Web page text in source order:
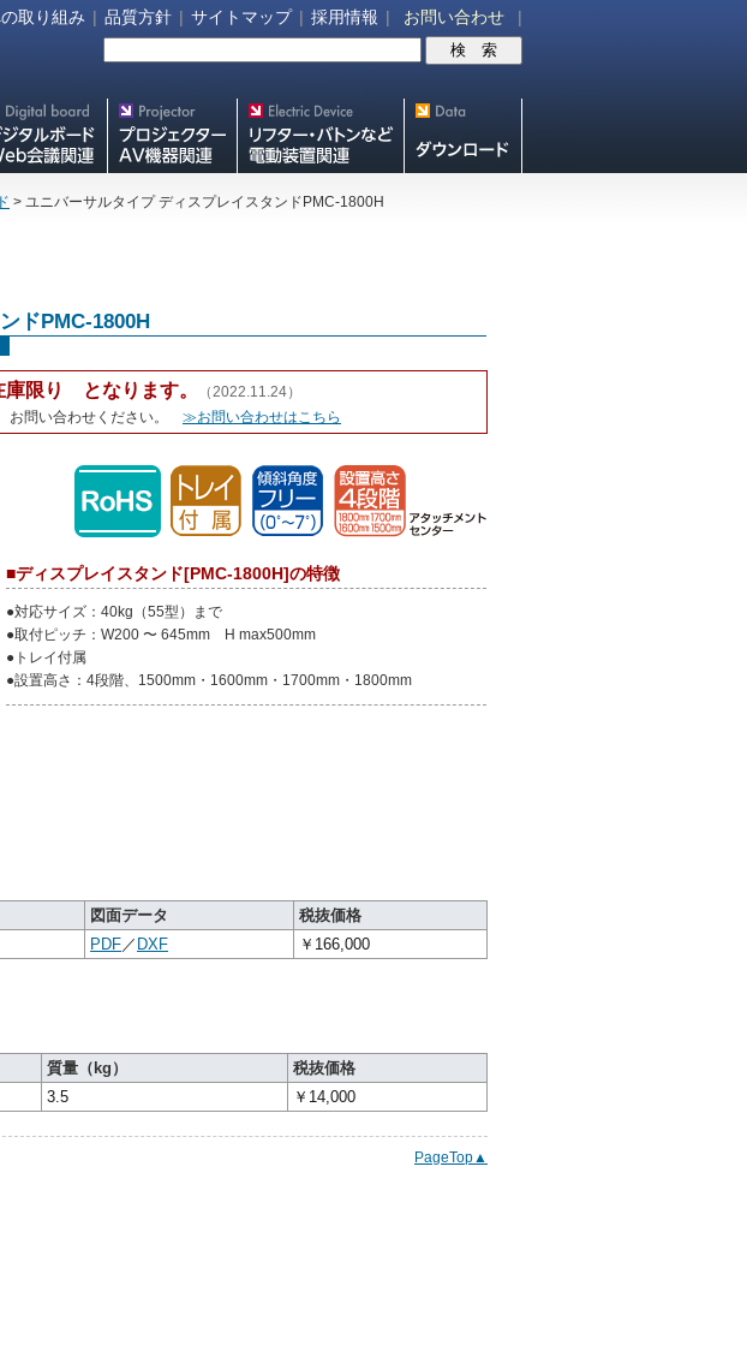
取り組み | 品質方針 | サイトマップ | 採用情報 | お問い合わせ |
器関連製品
置各種
> ユニバーサルタイプ ディスプレイスタンドPMC-1800H
ドPMC-1800H
限り となります。
（2022.11.24）
お問い合わせください。 ≫お問い合わせはこちら
■ディスプレイスタンド[PMC-1800H]の特徴
●対応サイズ：40kg（55型）まで
●取付ピッチ：W200 〜 645mm H max500mm
●トレイ付属
●設置高さ：4段階、1500mm・1600mm・1700mm・1800mm
図面データ
税抜価格
PDF／ DXF ￥166,000
質量（kg）
税抜価格
3.5 ￥14,000
PageTop▲